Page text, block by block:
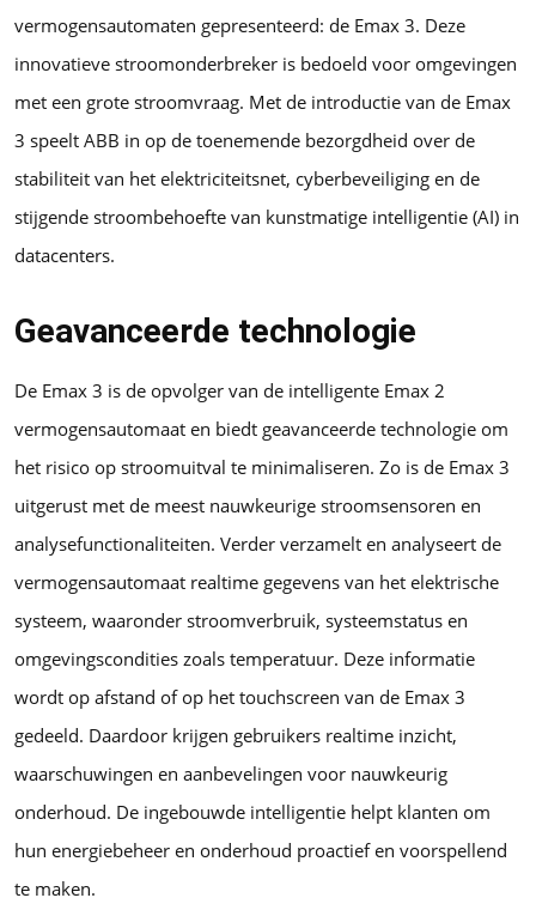
vermogensautomaten gepresenteerd: de Emax 3. Deze
innovatieve stroomonderbreker is bedoeld voor omgevingen
met een grote stroomvraag. Met de introductie van de Emax
3 speelt ABB in op de toenemende bezorgdheid over de
stabiliteit van het elektriciteitsnet, cyberbeveiliging en de
stijgende stroombehoefte van kunstmatige intelligentie (AI) in
datacenters.
Geavanceerde technologie
De Emax 3 is de opvolger van de intelligente Emax 2
vermogensautomaat en biedt geavanceerde technologie om
het risico op stroomuitval te minimaliseren. Zo is de Emax 3
uitgerust met de meest nauwkeurige stroomsensoren en
analysefunctionaliteiten. Verder verzamelt en analyseert de
vermogensautomaat realtime gegevens van het elektrische
systeem, waaronder stroomverbruik, systeemstatus en
omgevingscondities zoals temperatuur. Deze informatie
wordt op afstand of op het touchscreen van de Emax 3
gedeeld. Daardoor krijgen gebruikers realtime inzicht,
waarschuwingen en aanbevelingen voor nauwkeurig
onderhoud. De ingebouwde intelligentie helpt klanten om
hun energiebeheer en onderhoud proactief en voorspellend
te maken.